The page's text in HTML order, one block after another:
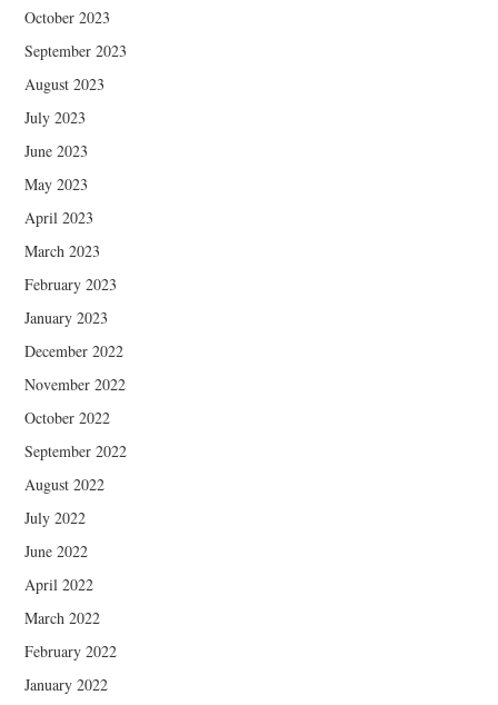
October 2023
September 2023
August 2023
July 2023
June 2023
May 2023
April 2023
March 2023
February 2023
January 2023
December 2022
November 2022
October 2022
September 2022
August 2022
July 2022
June 2022
April 2022
March 2022
February 2022
January 2022